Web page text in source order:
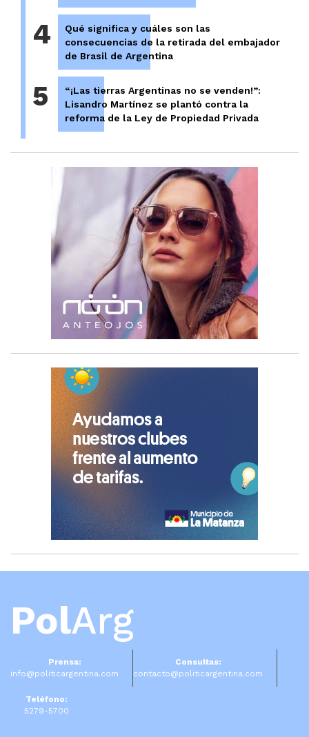
4
Qué significa y cuáles son las
consecuencias de la retirada del embajador
de Brasil de Argentina
5
“¡Las tierras Argentinas no se venden!”:
Lisandro Martínez se plantó contra la
reforma de la Ley de Propiedad Privada
PolArg
Prensa:
info@politicargentina.com
Consultas:
contacto@politicargentina.com
Teléfono:
5279-5700